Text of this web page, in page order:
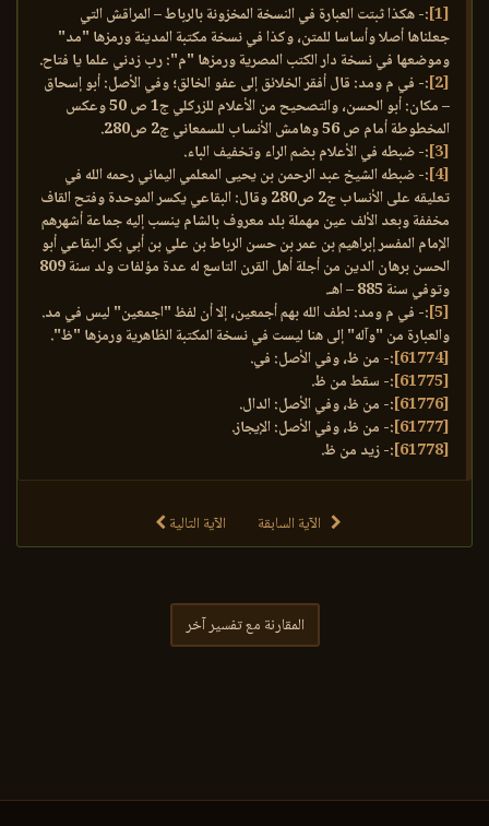
[1] :- هكذا ثبتت العبارة في النسخة المخزونة بالرباط – المراقش التي
جعلناها أصلا وأساسا للمتن، وكذا في نسخة مكتبة المدينة ورمزها "مد"
وموضعها في نسخة دار الكتب المصرية ورمزها "م": رب زدني علما يا فتاح.
[2] :- في م ومد: قال أفقر الخلائق إلى عفو الخالق؛ وفي الأصل: أبو إسحاق
– مكان: أبو الحسن، والتصحيح من الأعلام للزركلي ج1 ص 50 وعكس
المخطوطة أمام ص 56 وهامش الأنساب للسمعاني ج2 ص280.
[3] :- ضبطه في الأعلام بضم الراء وتخفيف الباء.
[4] :- ضبطه الشيخ عبد الرحمن بن يحيى المعلمي اليماني رحمه الله في
تعليقه على الأنساب ج2 ص280 وقال: البقاعي يكسر الموحدة وفتح القاف
مخففة وبعد الألف عين مهملة بلد معروف بالشام ينسب إليه جماعة أشهرهم
الإمام المفسر إبراهيم بن عمر بن حسن الرباط بن علي بن أبي بكر البقاعي أبو
الحسن برهان الدين من أجلة أهل القرن التاسع له عدة مؤلفات ولد سنة 809
وتوفي سنة 885 – اهـ.
[5] :- في م ومد: لطف الله بهم أجمعين، إلا أن لفظ "اجمعين" ليس في مد.
والعبارة من "وآله" إلى هنا ليست في نسخة المكتبة الظاهرية ورمزها "ظ".
[61774]
:- من ظ، وفي الأصل: في.
[61775]
:- سقط من ظ.
[61776]
:- من ظ، وفي الأصل: الدال.
[61777]
:- من ظ، وفي الأصل: الإيجاز.
[61778]
:- زيد من ظ.
الآية السابقة الآية التالية
المقارنة مع تفسير آخر